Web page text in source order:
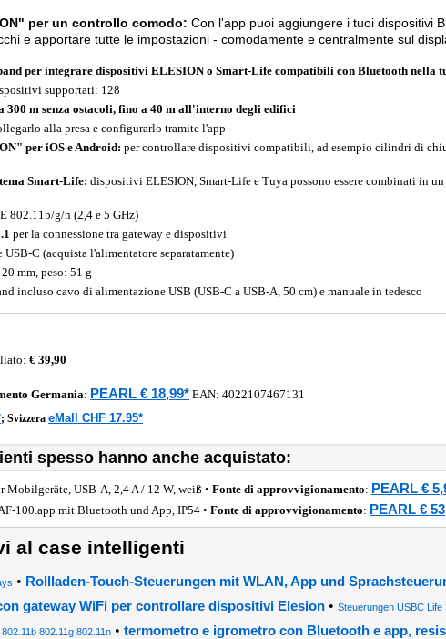
per un controllo comodo: Con l'app puoi aggiungere i tuoi dispositivi
e apportare tutte le impostazioni - comodamente e centralmente sul
per integrare dispositivi ELESION o Smart-Life compatibili con Bluetooth nella
supportati: 128
300 m senza ostacoli, fino a 40 m all'interno degli edifici
alla presa e configurarlo tramite l'app
per iOS e Android: per controllare dispositivi compatibili, ad esempio cilindri di
Smart-Life: dispositivi ELESION, Smart-Life e Tuya possono essere combinati in un
802.11b/g/n (2,4 e 5 GHz)
per la connessione tra gateway e dispositivi
C (acquista l'alimentatore separatamente)
mm, peso: 51 g
incluso cavo di alimentazione USB (USB-C a USB-A, 50 cm) e manuale in tedesco
€ 39,90
Germania: PEARL € 18,99* EAN: 4022107467131
; Svizzera eMall CHF 17.95*
spesso hanno anche acquistato:
Mobilgeräte, USB-A, 2,4 A / 12 W, weiß • Fonte di approvvigionamento: PEARL €
100.app mit Bluetooth und App, IP54 • Fonte di approvvigionamento: PEARL €
al case intelligenti
• Rollladen-Touch-Steuerungen mit WLAN, App und
gateway WiFi per controllare dispositivi Elesion• Steuerungen USBC Life
802.11g 802.11n• termometro e igrometro con Bluetooth e app,